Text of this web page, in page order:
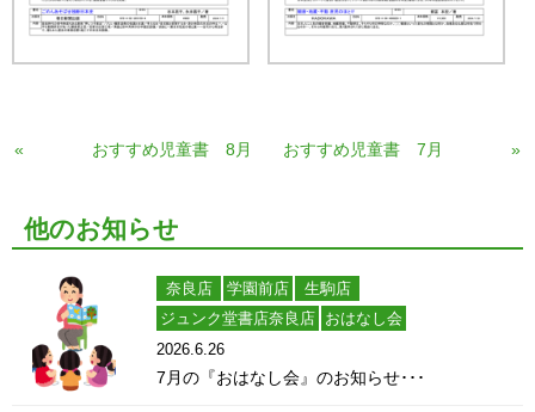
« おすすめ児童書 8月 おすすめ児童書 7月 »
他のお知らせ
奈良店 学園前店
生駒店
ジュンク堂書店奈良店 おはなし会
2026.6.26
7月の『おはなし会』のお知らせ･･･